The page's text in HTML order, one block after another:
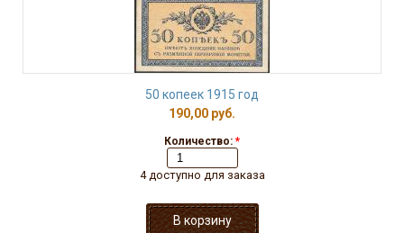
50 копеек 1915 год
190,00 руб.
Количество: *
4 доступно для заказа